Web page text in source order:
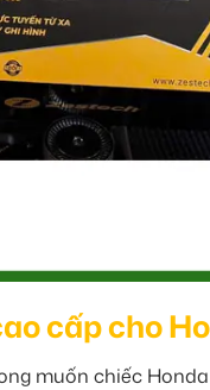
cấp cho
muốn chiếc